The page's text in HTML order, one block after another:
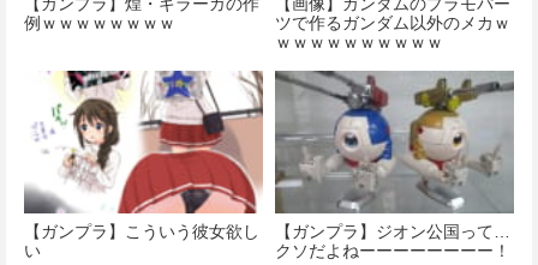
例ｗｗｗｗｗｗｗｗ
ツで作るガンダム以外のメカｗ
ｗｗｗｗｗｗｗｗｗｗ
【ガンプラ】こういう彼女欲し
い
【ガンプラ】ジオン公国って…
クソだよねーーーーーーーー！